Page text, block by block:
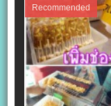
Recommended